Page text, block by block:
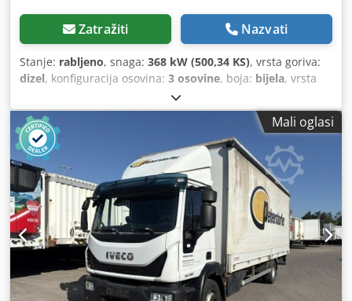
Zatražiti Nazvati
Stanje: rabljeno, snaga: 368 kW (500,34 KS), vrsta goriva:
dizel, konfiguracija osovina: 3 osovine, boja: bijela, vrsta
, emisijska klasa:
proizvodnje:2026,
Mali oglasi